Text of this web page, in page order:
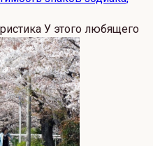
У этого любящего